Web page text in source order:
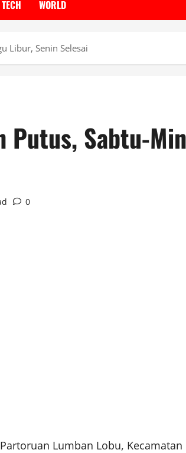
TECH WORLD
Libur, Senin Selesai
Putus, Sabtu-
0
Lumban Lobu, Kecamatan